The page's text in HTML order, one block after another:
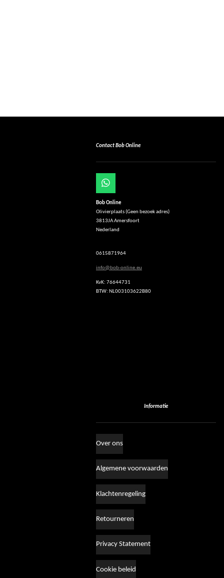
Contact Bob Online
W
h
a
t
s
A
p
Bob Online
Olivierplaats (Geen bezoek adres)
3813JA Amersfoort
Nederland
0615871964
info@bob-online.eu
KvK: 76644731
BTW: NL003103622B80
Informatie
Over ons
Algemene voorwaarden
Klachtenregeling
Retourneren
Privacy Statement
Cookie beleid